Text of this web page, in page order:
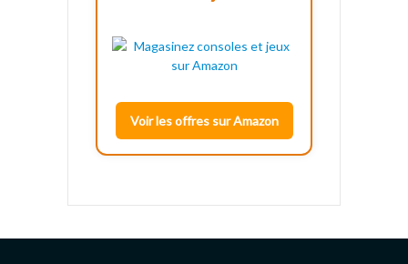
Voir les offres sur Amazon